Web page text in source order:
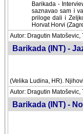
Barikada -
saznavao sam i
priloge dali i
Horvat Horvi
Autor: Dragutin Matoševic,
Barikada (INT) -
(Velika Ludina, HR).
Autor: Dragutin Matoševic,
Barikada (INT) -